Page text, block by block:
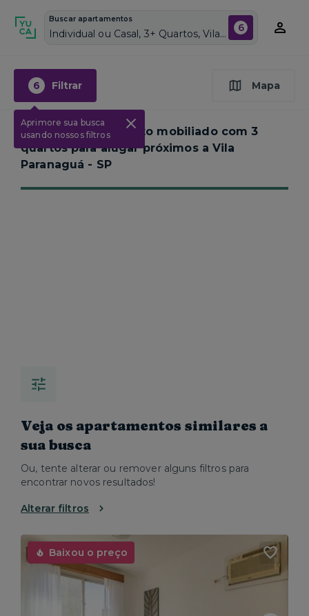
Buscar apartamentos
Individual ou Casal, 3+ Quartos, Vila Paranaguá, Vagas de garagem: Sim, Mobiliado, Piscina 6
6 Filtrar
Aprimore sua busca
usando nossos filtros
Mapa
Nenhum apartamento mobiliado com 3
quartos para alugar próximos aVila
Paranaguá - SP
Veja os apartamentos similares a
sua busca
Ou, tente alterar ou remover alguns filtros para
encontrar novos resultados!
Alterar filtros
Baixou o preço